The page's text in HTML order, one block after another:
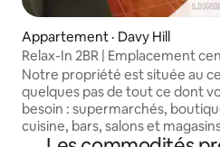
Appartement · Davy Hill
Relax-In 2BR | Emplacement
location de Jeep
Notre propriété est située au
quelques pas de tout ce dont
besoin : supermarchés,
cuisine, bars, salons et
variétés sont tous à 2–3